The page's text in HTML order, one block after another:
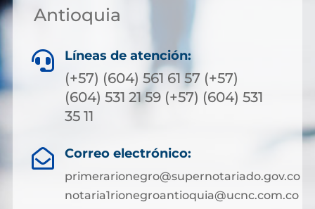
Antioquia
 Líneas de atención:
(+57) (604) 561 61 57 (+57)
(604) 531 21 59 (+57) (604) 531
35 11
 Correo electrónico:
primerarionegro@supernotariado.gov.co
notaria1rionegroantioquia@ucnc.com.co